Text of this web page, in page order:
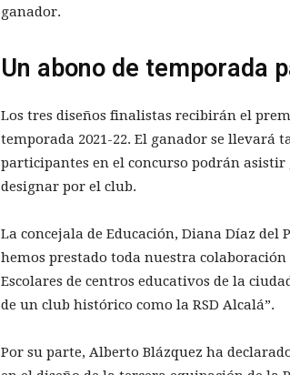
ganador.
Un abono de temporada
Los tres diseños finalistas recibirán el
temporada 2021-22. El ganador se llevará
participantes en el concurso podrán
designar por el club.
La concejala de Educación, Diana Díaz del
hemos prestado toda nuestra
Escolares de centros educativos de la
de un club histórico como la RSD Alcalá”.
Por su parte, Alberto Blázquez ha